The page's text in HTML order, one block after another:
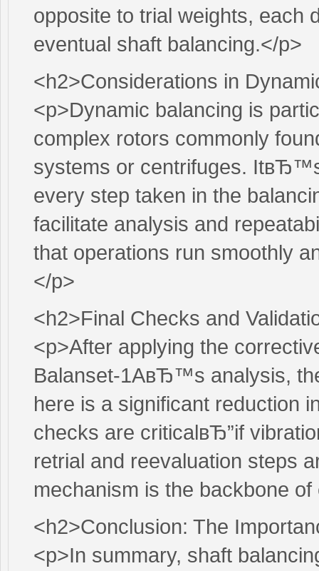
opposite to trial weights, each
eventual shaft balancing.</p>
<h2>Considerations in
<p>Dynamic balancing is
complex rotors commonly
systems or centrifuges.
every step taken in the
facilitate analysis and
that operations run smoothly
</p>
<h2>Final Checks and
<p>After applying the
Balanset-1AвЂ™s analysis,
here is a significant reduction
checks are criticalвЂ”if
retrial and reevaluation steps
mechanism is the backbone
<h2>Conclusion: The
<p>In summary, shaft